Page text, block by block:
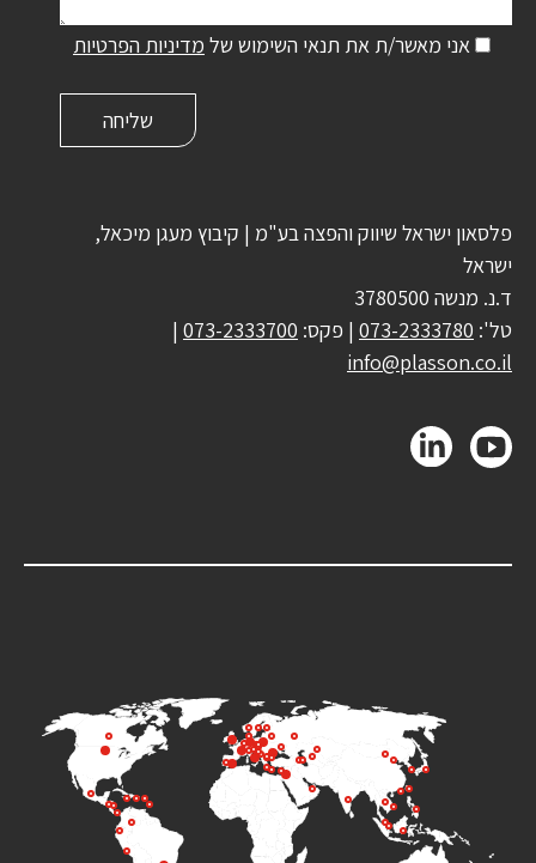
אני מאשר/ת את תנאי השימוש של מדיניות הפרטיות
פלסאון ישראל שיווק והפצה בע"מ | קיבוץ מעגן מיכאל,
ישראל
ד.נ. מנשה 3780500
טל': 073-2333780 | פקס: 073-2333700
|
info@plasson.co.il